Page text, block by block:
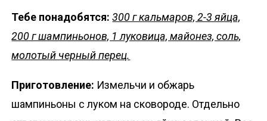
Тебе понадобятся:300 г кальмаров, 2-3 яйца,
200 г шампиньонов, 1 луковица, майонез, соль,
молотый черный перец.
Приготовление: Измельчи и обжарь
шампиньоны с луком на сковороде. Отдельно